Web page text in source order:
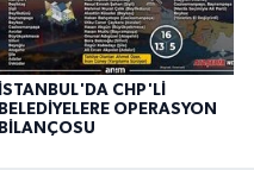
İSTANBUL'DA CHP'Lİ
BELEDİYELERE OPERASYON
BİLANÇOSU